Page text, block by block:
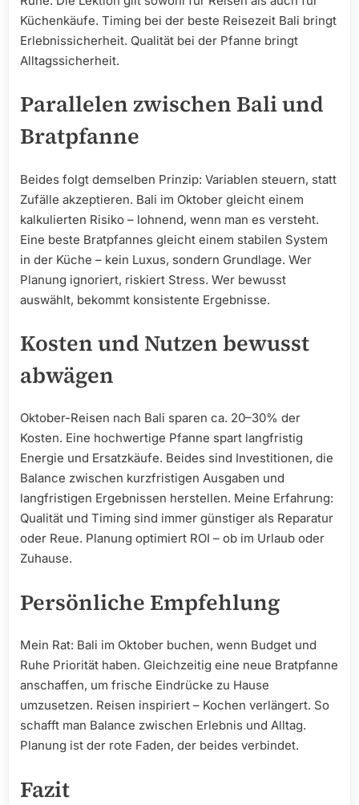
Küchenkäufe. Timing bei der beste Reisezeit Bali bringt
Erlebnissicherheit. Qualität bei der Pfanne bringt
Alltagssicherheit.
Parallelen zwischen Bali und
Bratpfanne
Beides folgt demselben Prinzip: Variablen steuern, statt
Zufälle akzeptieren. Bali im Oktober gleicht einem
kalkulierten Risiko – lohnend, wenn man es versteht.
Eine beste Bratpfannes gleicht einem stabilen System
in der Küche – kein Luxus, sondern Grundlage. Wer
Planung ignoriert, riskiert Stress. Wer bewusst
auswählt, bekommt konsistente Ergebnisse.
Kosten und Nutzen bewusst
abwägen
Oktober-Reisen nach Bali sparen ca. 20–30% der
Kosten. Eine hochwertige Pfanne spart langfristig
Energie und Ersatzkäufe. Beides sind Investitionen, die
Balance zwischen kurzfristigen Ausgaben und
langfristigen Ergebnissen herstellen. Meine Erfahrung:
Qualität und Timing sind immer günstiger als Reparatur
oder Reue. Planung optimiert ROI – ob im Urlaub oder
Zuhause.
Persönliche Empfehlung
Mein Rat: Bali im Oktober buchen, wenn Budget und
Ruhe Priorität haben. Gleichzeitig eine neue Bratpfanne
anschaffen, um frische Eindrücke zu Hause
umzusetzen. Reisen inspiriert – Kochen verlängert. So
schafft man Balance zwischen Erlebnis und Alltag.
Planung ist der rote Faden, der beides verbindet.
Fazit